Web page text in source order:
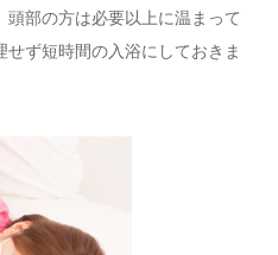
部の方は必要以上に温まって
ず短時間の入浴にしておきま